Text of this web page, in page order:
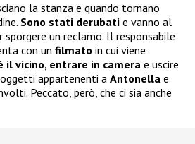
la stanza e quando tornano
Sono stati derubati e vanno al
un reclamo. Il responsabile
con un filmato in cui viene
il vicino, entrare in camera e uscire
appartenenti a Antonella e
Peccato, però, che ci sia anche